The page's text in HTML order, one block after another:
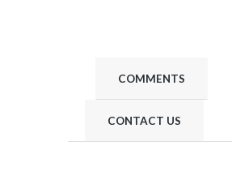
COMMENTS
CONTACT US